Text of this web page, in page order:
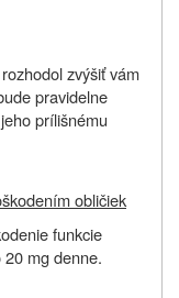
zvýšiť vám
pravidelne
prílišnému
obličiek
funkcie
mg denne.